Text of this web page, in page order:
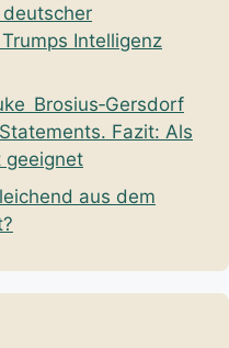
Intelligenz
Brosius‑Gersdorf
Fazit: Als
geeignet
aus dem